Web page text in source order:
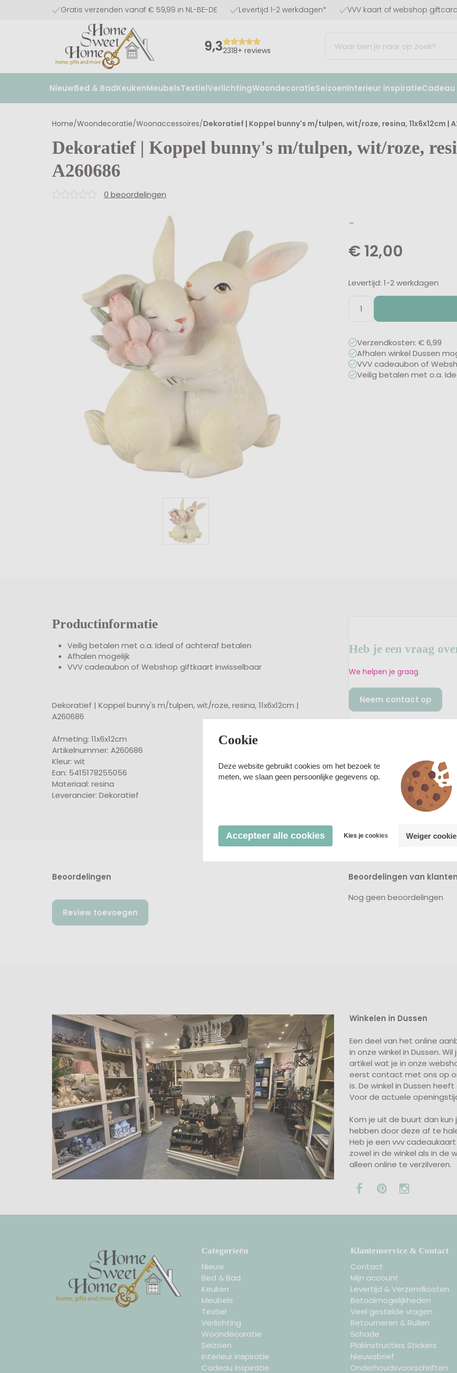
Gratis verzenden vanaf € 59,99 in NL-BE-DE Levertijd 1-2 werkdagen* VVV kaart of webshop
9,32318+ reviews
NieuwBed & BadKeukenMeubelsTextielVerlichtingWoondecoratieSeizoenInterieur inspiratie
Home/Woondecoratie/Woonaccessoires/Dekoratief | Koppel bunny's m/tulpen, wit/roze, resina, 11x6x12cm |
Dekoratief | Koppel bunny's m/tulpen, wit/roze,
A260686
0 beoordelingen
€12,00
Levertijd: 1-2 werkdagen
Verzendkosten: € 6,99
Afhalen winkel Dussen
VVV cadeaubon of
Veilig betalen met o.a.
Productinformatie
Veilig betalen met o.a. Ideal of achteraf betalen
Afhalen mogelijk
VVV cadeaubon of Webshop giftkaart inwisselbaar
Dekoratief | Koppel bunny's m/tulpen, wit/roze, resina, 11x6x12cm |
A260686
Afmeting: 11x6x12cm
Artikelnummer: A260686
Kleur: wit
Ean: 5415178255056
Materiaal: resina
Leverancier: Dekoratief
Heb je een vraag
We helpen je graag.
Neem contact op
Beoordelingen
Review toevoegen
Beoordelingen van
Nog geen beoordelingen
Winkelen in Dussen
Een deel van het online
in onze winkel in Dussen.
artikel wat je in onze
eerst contact met ons op
is. De winkel in Dussen
Voor de actuele
Kom je uit de buurt dan kun
hebben door deze af te
Heb je een vvv
zowel in de winkel als in de
alleen online te verzilveren.
Categorieën
Nieuw
Bed & Bad
Keuken
Meubels
Textiel
Verlichting
Woondecoratie
Seizoen
Interieur inspiratie
Cadeau Inspiratie
Klantenservice & Contact
Contact
Mijn account
Levertijd & Verzendkosten
Betaalmogelijkheden
Veel gestelde vragen
Retourneren & Ruilen
Schade
Plakinstructies Stickers
Nieuwsbrief
Onderhoudsvoorschriften
Cookie
Deze website gebruikt cookies om het bezoek te
meten, we slaan geen persoonlijke gegevens op.
Accepteer alle cookies Kies je cookies Weiger